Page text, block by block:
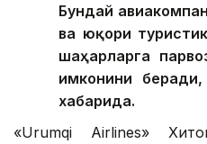
Бундай
ва юқори
шаҳарларга
имконини
хабарида.
«Urumqi Airlines»